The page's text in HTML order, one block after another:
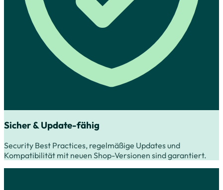
Sicher & Update-fähig
Security Best Practices, regelmäßige Updates und
Kompatibilität mit neuen Shop-Versionen sind garantiert.